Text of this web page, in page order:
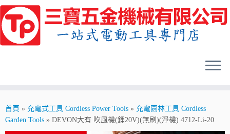
Skip
to
content
首頁 » 充電式工具 Cordless Power Tools » 充電園林工具 Cordless
Garden Tools » DEVON大有 吹風機(鋰20V)(無刷)(淨機) 4712-Li-20